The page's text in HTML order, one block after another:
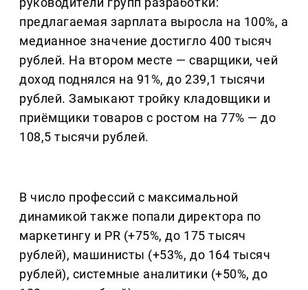
предлагаемая зарплата выросла на 100%, а
медианное значение достигло 400 тысяч
рублей. На втором месте — сварщики, чей
доход поднялся на 91%, до 239,1 тысячи
рублей. Замыкают тройку кладовщики и
приёмщики товаров с ростом на 77% — до
108,5 тысячи рублей.
В число профессий с максимальной
динамикой также попали директора по
маркетингу и PR (+75%, до 175 тысяч
рублей), машинисты (+53%, до 164 тысяч
рублей), системные аналитики (+50%, до